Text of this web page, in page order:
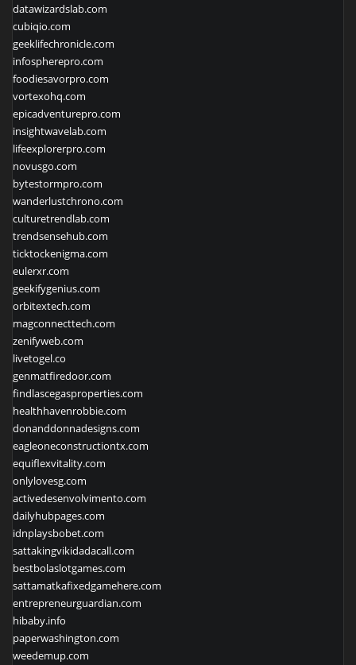
datawizardslab.com
cubiqio.com
geeklifechronicle.com
infospherepro.com
foodiesavorpro.com
vortexohq.com
epicadventurepro.com
insightwavelab.com
lifeexplorerpro.com
novusgo.com
bytestormpro.com
wanderlustchrono.com
culturetrendlab.com
trendsensehub.com
ticktockenigma.com
eulerxr.com
geekifygenius.com
orbitextech.com
magconnecttech.com
zenifyweb.com
livetogel.co
genmatfiredoor.com
findlascegasproperties.com
healthhavenrobbie.com
donanddonnadesigns.com
eagleoneconstructiontx.com
equiflexvitality.com
onlylovesg.com
activedesenvolvimento.com
dailyhubpages.com
idnplaysbobet.com
sattakingvikidadacall.com
bestbolaslotgames.com
sattamatkafixedgamehere.com
entrepreneurguardian.com
hibaby.info
paperwashington.com
weedemup.com